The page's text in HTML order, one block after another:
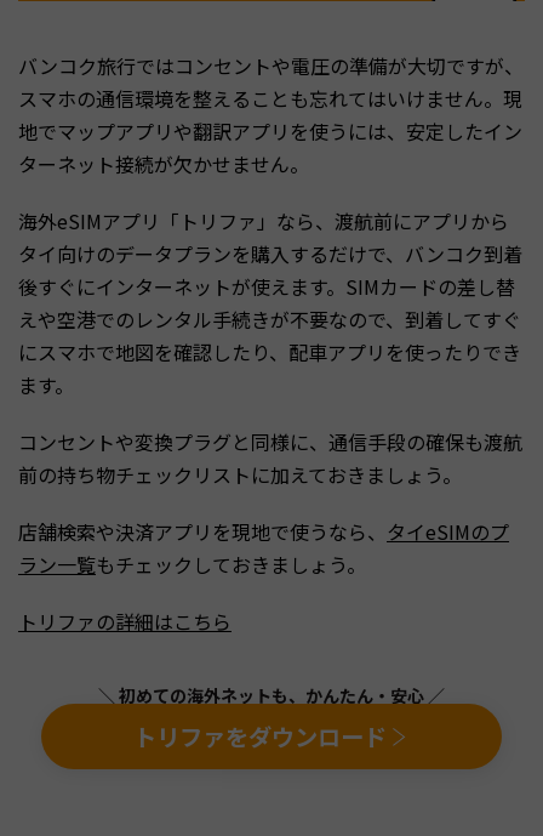
バンコク旅行ではコンセントや電圧の準備が大切ですが、
スマホの通信環境を整えることも忘れてはいけません。現
地でマップアプリや翻訳アプリを使うには、安定したイン
ターネット接続が欠かせません。
海外eSIMアプリ「トリファ」なら、渡航前にアプリから
タイ向けのデータプランを購入するだけで、バンコク到着
後すぐにインターネットが使えます。SIMカードの差し替
えや空港でのレンタル手続きが不要なので、到着してすぐ
にスマホで地図を確認したり、配車アプリを使ったりでき
ます。
コンセントや変換プラグと同様に、通信手段の確保も渡航
前の持ち物チェックリストに加えておきましょう。
店舗検索や決済アプリを現地で使うなら、 タイeSIMのプ
ラン一覧もチェックしておきましょう。
トリファの詳細はこちら
＼ 初めての海外ネットも、かんたん・安心 ／
トリファをダウンロード